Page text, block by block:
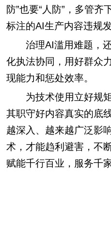
防”也要“人防”，多管
标注的AI生产内容违规发
治理AI滥用难题，还
化执法协同，用好群众
现能力和惩处效率。
为技术使用立好规矩
其职守好内容真实的底
越深入、越来越广泛影
术，才能趋利避害，不
赋能千行百业，服务千